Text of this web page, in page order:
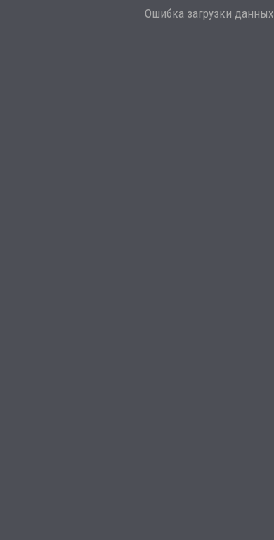
Ошибка загрузки данных